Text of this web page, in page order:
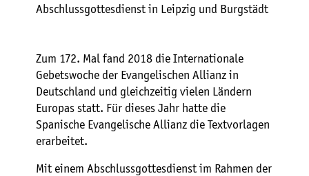
Abschlussgottesdienst in Leipzig und Burgstädt
Zum 172. Mal fand 2018 die Internationale
Gebetswoche der Evangelischen Allianz in
Deutschland und gleichzeitig vielen Ländern
Europas statt. Für dieses Jahr hatte die
Spanische Evangelische Allianz die Textvorlagen
erarbeitet.
Mit einem Abschlussgottesdienst im Rahmen der